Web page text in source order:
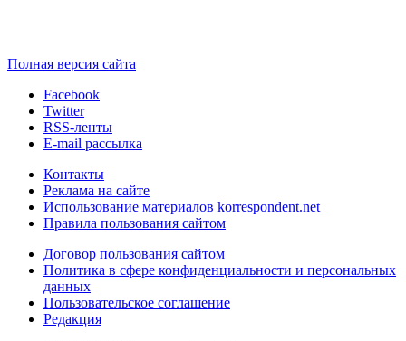
Полная версия сайта
Facebook
Twitter
RSS-ленты
E-mail рассылка
Контакты
Реклама на сайте
Использование материалов korrespondent.net
Правила пользования сайтом
Договор пользования сайтом
Политика в сфере конфиденциальности и персональных
данных
Пользовательское соглашение
Редакция